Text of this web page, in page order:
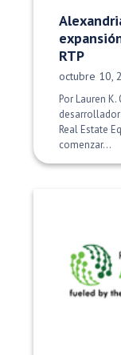
RTP
Fecha de
octubre 10,
Por Lauren
Real Estate
comenzar...